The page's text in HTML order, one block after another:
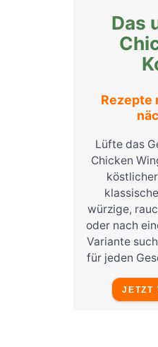
Das
Rezepte
Lüfte das
Chicken
würzige,
oder nach
Variante
für jeden
JETZT